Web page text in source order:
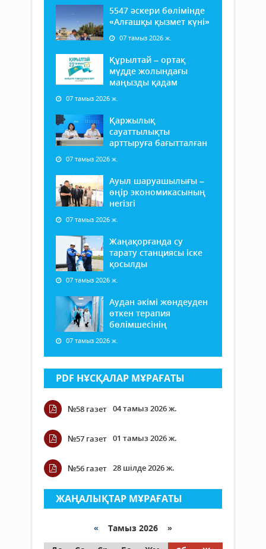
5547 әскери бөлімінде
«Алғашқы қызмет күні»
07 тамыз 2026 ж.
Құрылтай – ортақ
мүдде жолындағы
маңызды қадам
07 тамыз 2026 ж.
Қаржылық
сауаттылықты
арттыруға бағытталған
07 тамыз 2026 ж.
Ауыл шаруашылығы –
өңір экономикасының
негізгі
07 тамыз 2026 ж.
Жаңақорғанда су
тарату станциясы іске
қосылды
07 тамыз 2026 ж.
Аудан әкімі жөндеуден
өткен терапия
бөлімшесінің
07 тамыз 2026 ж.
PDF НҰСҚАЛАР МҰРАҒАТЫ
№58 газет 04 тамыз 2026 ж.
№57 газет 01 тамыз 2026 ж.
№56 газет 28 шілде 2026 ж.
ЖАҢАЛЫҚТАР МҰРАҒАТЫ
« Тамыз 2026 »